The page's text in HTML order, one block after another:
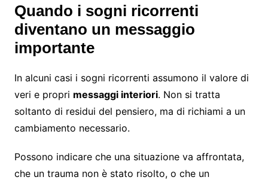
Quando i sogni ricorrenti
diventano un messaggio
importante
In alcuni casi i sogni ricorrenti assumono il valore di
veri e propri messaggi interiori. Non si tratta
soltanto di residui del pensiero, ma di richiami a un
cambiamento necessario.
Possono indicare che una situazione va affrontata,
che un trauma non è stato risolto, o che un